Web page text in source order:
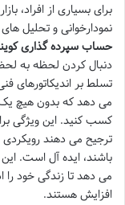
برای بسیاری از افراد،
نمودارخوانی و تحلیل
حساب سپرده گذاری
دنبال کردن لحظه به
تسلط بر اندیکاتورهای
می دهد که بدون هیچ یک
کسب کنید. این ویژگی
ترجیح می دهند
باشند، ایده آل است.
می دهد تا زندگی خود را
افزایش هستند.